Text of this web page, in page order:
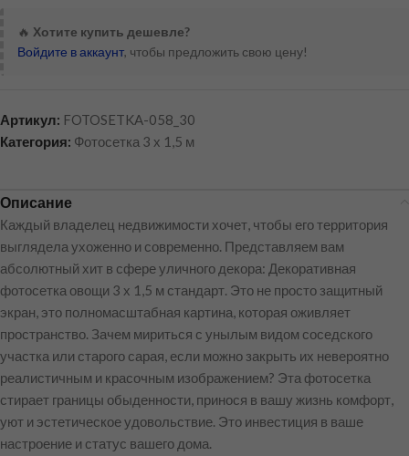
🔥 Хотите купить дешевле?
Войдите в аккаунт, чтобы предложить свою цену!
Артикул: FOTOSETKA-058_30
Категория: Фотосетка 3 х 1,5 м
Описание
Каждый владелец недвижимости хочет, чтобы его территория
выглядела ухоженно и современно. Представляем вам
абсолютный хит в сфере уличного декора: Декоративная
фотосетка овощи 3 х 1,5 м стандарт. Это не просто защитный
экран, это полномасштабная картина, которая оживляет
пространство. Зачем мириться с унылым видом соседского
участка или старого сарая, если можно закрыть их невероятно
реалистичным и красочным изображением? Эта фотосетка
стирает границы обыденности, принося в вашу жизнь комфорт,
уют и эстетическое удовольствие. Это инвестиция в ваше
настроение и статус вашего дома.